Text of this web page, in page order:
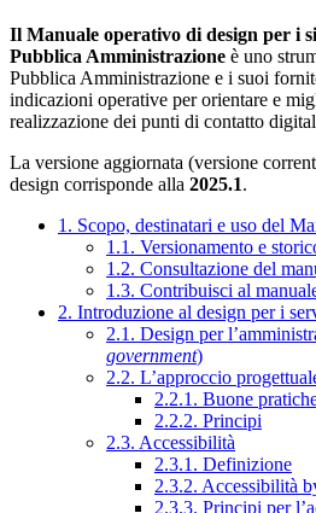
Il Manuale operativo di design per i
Pubblica Amministrazione è uno
Pubblica Amministrazione e i suoi
indicazioni operative per orientare e
realizzazione dei punti di contatto
La versione aggiornata (versione
design corrisponde alla 2025.1.
1. Scopo, destinatari e uso del
1.1. Versionamento e
1.2. Consultazione del
1.3. Contribuisci al
2. Introduzione al design per i
2.1. Design per
government)
2.2. L’approccio
2.2.1. Buone
2.2.2. Principi
2.3. Accessibilità
2.3.1. Definizione
2.3.2. Accessibilità
2.3.3. Principi per